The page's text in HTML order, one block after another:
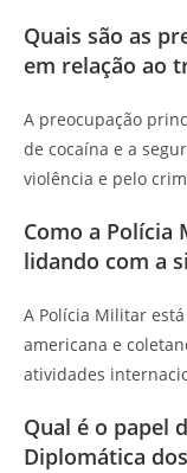
Quais são as
em relação ao
A preocupação
de cocaína e a
violência e pelo
Como a Polícia
lidando com a
A Polícia Militar
americana e
atividades
Qual é o papel
Diplomática